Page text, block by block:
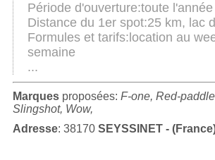
Période d'ouverture:toute l'année
Distance du 1er spot:25 km, lac
Formules et tarifs:location au
semaine
...
Marquesproposées: F-one, Red-
Slingshot, Wow,
Adresse: 38170 SEYSSINET -